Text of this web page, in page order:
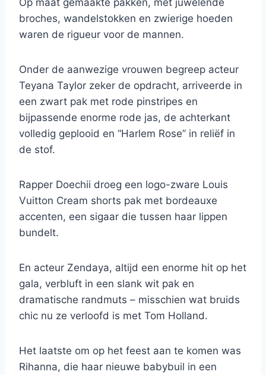
Op maat gemaakte pakken, met juwelende
broches, wandelstokken en zwierige hoeden
waren de rigueur voor de mannen.
Onder de aanwezige vrouwen begreep acteur
Teyana Taylor zeker de opdracht, arriveerde in
een zwart pak met rode pinstripes en
bijpassende enorme rode jas, de achterkant
volledig geplooid en “Harlem Rose” in reliëf in
de stof.
Rapper Doechii droeg een logo-zware Louis
Vuitton Cream shorts pak met bordeauxe
accenten, een sigaar die tussen haar lippen
bundelt.
En acteur Zendaya, altijd een enorme hit op het
gala, verbluft in een slank wit pak en
dramatische randmuts – misschien wat bruids
chic nu ze verloofd is met Tom Holland.
Het laatste om op het feest aan te komen was
Rihanna, die haar nieuwe babybuil in een